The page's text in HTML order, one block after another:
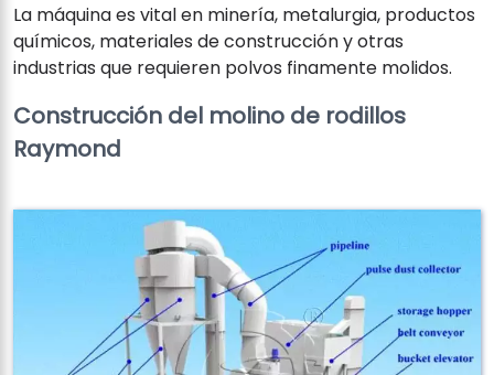
La máquina es vital en minería, metalurgia, productos
químicos, materiales de construcción y otras
industrias que requieren polvos finamente molidos.
Construcción del molino de rodillos
Raymond